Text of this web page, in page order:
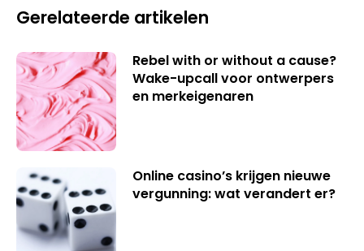
Gerelateerde artikelen
Rebel with or without a cause?
Wake-upcall voor ontwerpers
en merkeigenaren
Online casino’s krijgen nieuwe
vergunning: wat verandert er?